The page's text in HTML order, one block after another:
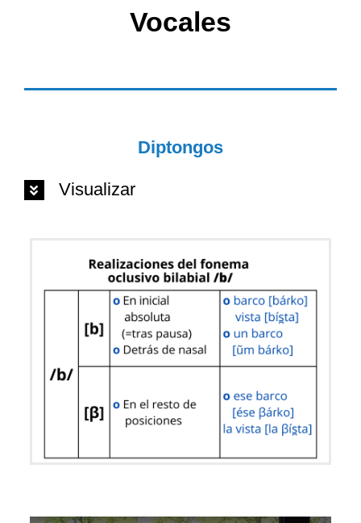
Vocales
Diptongos
Visualizar